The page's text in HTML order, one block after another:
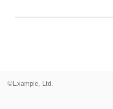
©Example, Ltd.